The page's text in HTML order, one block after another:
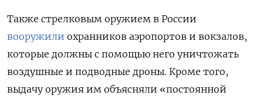
Также стрелковым оружием в России
вооружили охранников аэропортов и вокзалов,
которые должны с помощью него уничтожать
воздушные и подводные дроны. Кроме того,
выдачу оружия им объясняли «постоянной